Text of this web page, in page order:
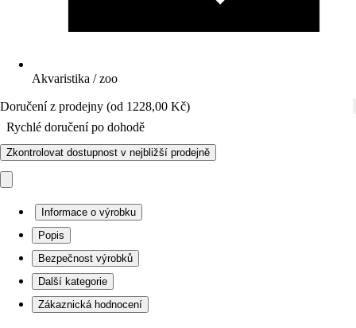
Akvaristika / zoo
Doručení z prodejny (od 1228,00 Kč)
Rychlé doručení po dohodě
Zkontrolovat dostupnost v nejbližší prodejně
Informace o výrobku
Popis
Bezpečnost výrobků
Další kategorie
Zákaznická hodnocení